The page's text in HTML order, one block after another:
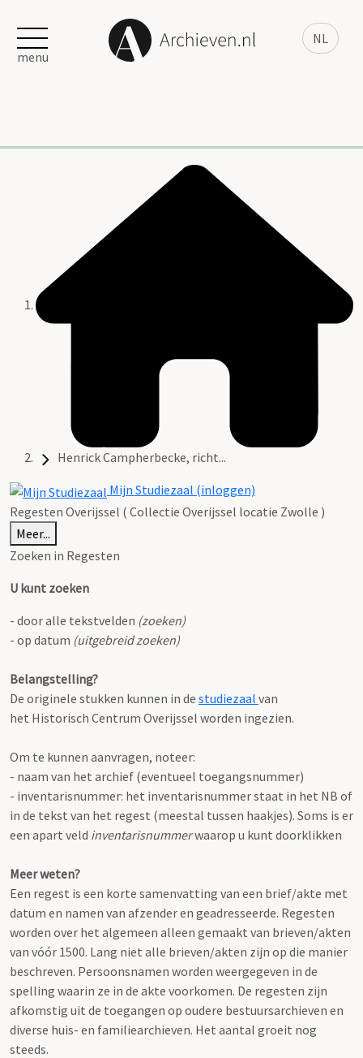
NL
menu
Henrick Campherbecke, richt...
Mijn Studiezaal (inloggen)
Regesten Overijssel ( Collectie Overijssel locatie Zwolle )
Meer...
Zoeken in Regesten
U kunt zoeken
- door alle tekstvelden (zoeken)
- op datum (uitgebreid zoeken)
Belangstelling?
De originele stukken kunnen in de studiezaal van
het Historisch Centrum Overijssel worden ingezien.
Om te kunnen aanvragen, noteer:
- naam van het archief (eventueel toegangsnummer)
- inventarisnummer: het inventarisnummer staat in het NB of
in de tekst van het regest (meestal tussen haakjes). Soms is er
een apart veld inventarisnummerwaarop u kunt doorklikken
Meer weten?
Een regest is een korte samenvatting van een brief/akte met
datum en namen van afzender en geadresseerde. Regesten
worden over het algemeen alleen gemaakt van brieven/akten
van vóór 1500. Lang niet alle brieven/akten zijn op die manier
beschreven. Persoonsnamen worden weergegeven in de
spelling waarin ze in de akte voorkomen. De regesten zijn
afkomstig uit de toegangen op oudere bestuursarchieven en
diverse huis- en familiearchieven. Het aantal groeit nog
steeds.